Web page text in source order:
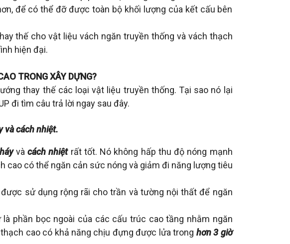
để có thể đỡ được toàn bộ khối lượng của kết cấu bên
thế cho vật liệu vách ngăn truyền thống và vách thạch
hiện đại.
TRONG XÂY DỰNG?
thay thế các loại vật liệu truyền thống. Tại sao nó lại
đi tìm câu trả lời ngay sau đây.
và cách nhiệt.
vàcách nhiệtrất tốt. Nó không hấp thu độ nóng mạnh
cao có thể ngăn cản sức nóng và giảm đi năng lượng tiêu
sử dụng rộng rãi cho trần và tường nội thất để ngăn
phần bọc ngoài của các cấu trúc cao tầng nhằm ngăn
cao có khả năng chịu đựng được lửa trong hơn 3 giờ